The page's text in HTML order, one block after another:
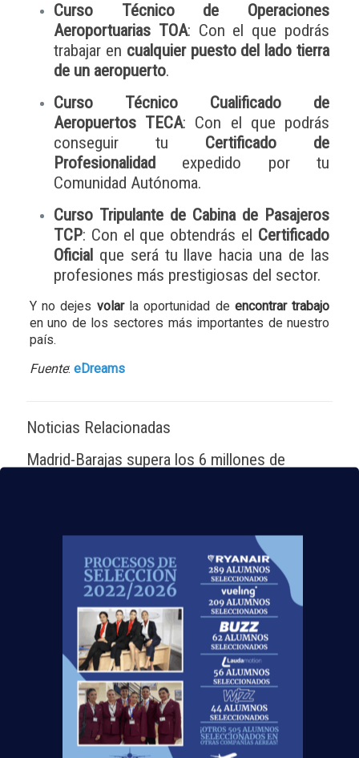
Curso Técnico de Operaciones
Aeroportuarias TOA: Con el que podrás
trabajar en cualquier puesto del lado tierra
de un aeropuerto.
Curso Técnico Cualificado de
Aeropuertos TECA: Con el que podrás
conseguir tu Certificado de
Profesionalidad expedido por tu
Comunidad Autónoma.
Curso Tripulante de Cabina de Pasajeros
TCP: Con el que obtendrás el Certificado
Oficial que será tu llave hacia una de las
profesiones más prestigiosas del sector.
Y no dejes volarla oportunidad de encontrar trabajo
en uno de los sectores más importantes de nuestro
país.
Fuente: eDreams
Noticias Relacionadas
Madrid-Barajas supera los 6 millones de
Nuevas rutas en España y por qué la aviación
te busca en 2026
Leer más
El Aeropuerto de Madrid-Barajas supera los 6
millones de pasajeros en mayo: ¿qué significa
para el empleo de TCP?